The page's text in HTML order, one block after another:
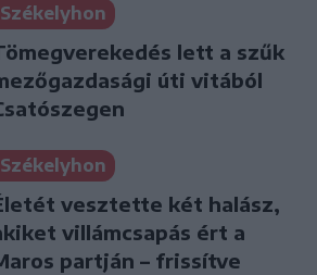
Székelyhon
lett a szűk
úti vitából
Székelyhon
vesztette két halász,
villámcsapás ért a
partján – frissítve